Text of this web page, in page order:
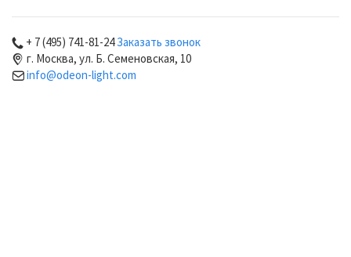
+ 7 (495) 741-81-24Заказать звонок
г. Москва, ул. Б. Семеновская, 10
info@odeon-light.com